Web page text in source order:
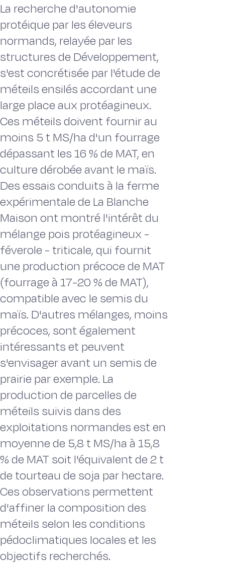
La recherche d'autonomie
protéique par les éleveurs
normands, relayée par les
structures de Développement,
s'est concrétisée par l'étude de
méteils ensilés accordant une
large place aux protéagineux.
Ces méteils doivent fournir au
moins 5 t MS/ha d'un fourrage
dépassant les 16 % de MAT, en
culture dérobée avant le maïs.
Des essais conduits à la ferme
expérimentale de La Blanche
Maison ont montré l'intérêt du
mélange pois protéagineux -
féverole - triticale, qui fournit
une production précoce de MAT
(fourrage à 17-20 % de MAT),
compatible avec le semis du
maïs. D'autres mélanges, moins
précoces, sont également
intéressants et peuvent
s'envisager avant un semis de
prairie par exemple. La
production de parcelles de
méteils suivis dans des
exploitations normandes est en
moyenne de 5,8 t MS/ha à 15,8
% de MAT soit l'équivalent de 2 t
de tourteau de soja par hectare.
Ces observations permettent
d'affiner la composition des
méteils selon les conditions
pédoclimatiques locales et les
objectifs recherchés.